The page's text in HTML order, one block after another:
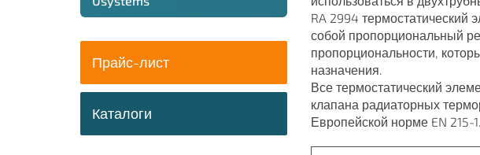
Прайс-лист
Каталоги
RA 2994 термостатический
собой пропорциональный
пропорциональности,
назначения.
Все термостатический
клапана радиаторных
Европейской норме EN 215-1.